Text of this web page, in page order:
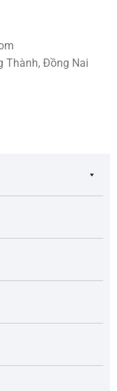
Thành, Đồng Nai